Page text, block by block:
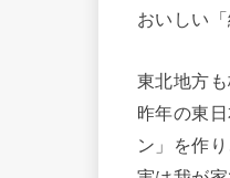
おいしい
東北地方
昨年の東
ン」を作